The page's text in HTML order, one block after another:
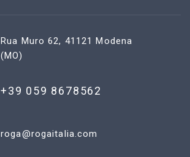
Rua Muro 62, 41121 Modena
(MO)
+39 059 8678562
roga@rogaitalia.com